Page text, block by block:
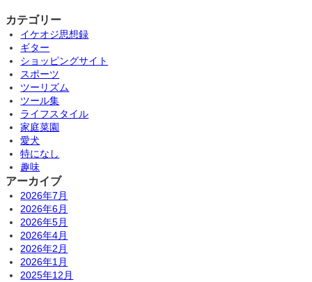
カテゴリー
イケオジ思想録
ギター
ショッピングサイト
スポーツ
ツーリズム
ツール集
ライフスタイル
家庭菜園
愛犬
特になし
趣味
アーカイブ
2026年7月
2026年6月
2026年5月
2026年4月
2026年2月
2026年1月
2025年12月